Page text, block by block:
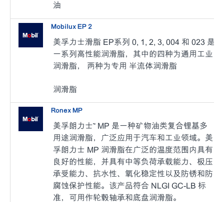
油
Mobilux EP 2
美孚力士滑脂 EP系列 0, 1, 2, 3, 004 和 023 是
一系列高性能润滑脂，其中的四种为通用工业
润滑脂， 两种为专用 半流体润滑脂
润滑脂
Ronex MP
美孚朗力士™ MP 是一种矿物油类复合锂基多
用途润滑脂，广泛应用于汽车和工业领域。美
孚朗力士 MP 润滑脂在广泛的温度范围内具有
良好的性能，并具有中等负荷承载能力、极压
承受能力、抗水性、氧化稳定性以及防锈和防
腐蚀保护性能。该产品符合 NLGI GC-LB 标
准，可用作轮毂轴承和底盘润滑脂。